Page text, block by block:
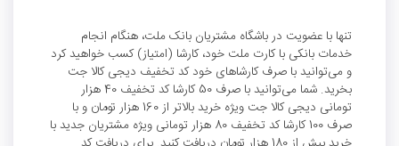
تنها با عضویت در باشگاه مشتریان بانک ملت، هنگام انجام
خدمات بانکی با کارت ملت خود، کارشا (امتیاز) کسب خواهید کرد
و می‌توانید با صرف کارشاهای خود کد تخفیف دیجی کالا جت
بخرید. شما می‌توانید با صرف 50 کارشا کد تخفیف 40 هزار
تومانی دیجی کالا جت ویژه خرید بالاتر از 160 هزار تومان و با
صرف 100 کارشا کد تخفیف 80 هزار تومانی ویژه مشتریان جدید با